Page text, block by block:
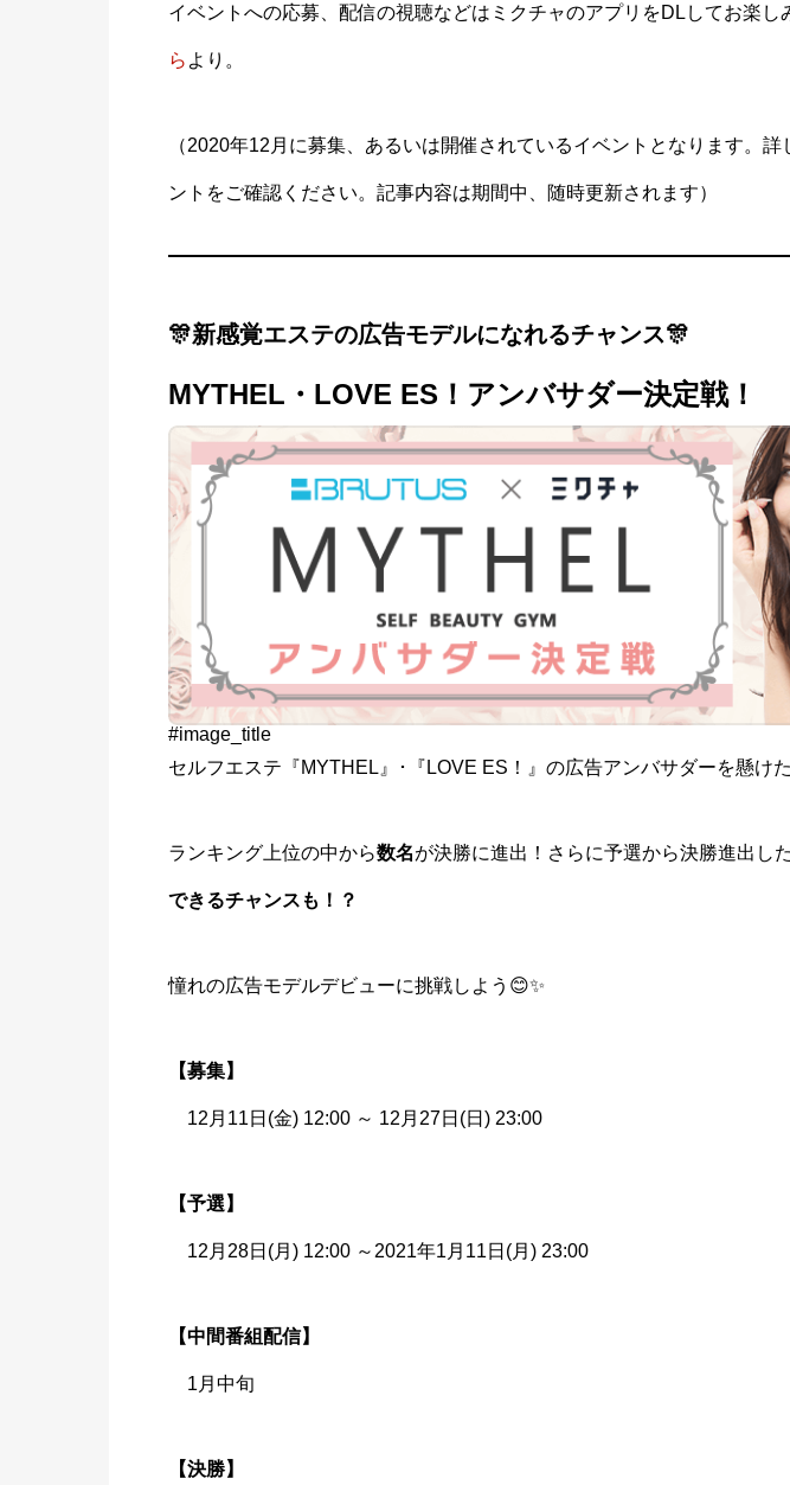
イベントへの応募、配信の視聴などはミクチャのアプリをDLしてお楽
ら より。
（2020年12月に募集、あるいは開催されているイベントとなります。
ントをご確認ください。記事内容は期間中、随時更新されます）
🎊新感覚エステの広告モデルになれるチャンス🎊
MYTHEL・LOVE ES！アンバサダー決定戦！
#image_title
セルフエステ『MYTHEL』･『LOVE ES！』の広告アンバサダーを懸け
ランキング上位の中から数名が決勝に進出！さらに予選から決勝進出し
できるチャンスも！？
憧れの広告モデルデビューに挑戦しよう😊✨
【募集】
12月11日(金) 12:00 ～ 12月27日(日) 23:00
【予選】
12月28日(月) 12:00 ～2021年1月11日(月) 23:00
【中間番組配信】
1月中旬
【決勝】